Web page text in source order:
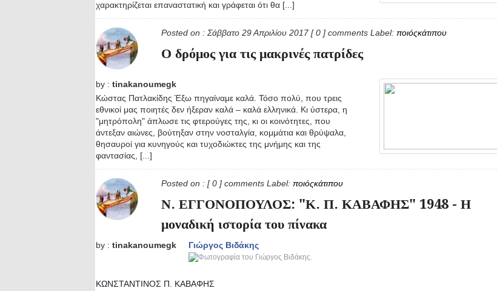
χαρακτηρίζεται επαναστατική και γράφεται ότι θα [...]
Posted on : Σάββατο 29 Απριλίου 2017[ 0 ] comments Label: ποιόςκάτιπου
Ο δρόμος για τις μακρινές πατρίδες
by : tinakanoumegk
Κώστας Πατλακίδης Έξω πηγαίναμε καλά. Τόσο πολύ, που τρεις
εθνικοί μας ποιητές δεν ήξεραν καλά – καλά ελληνικά. Κι ύστερα, η
"μητρόπολη" άπλωσε τις φτερούγες της, κι οι κοινότητες, που
άντεξαν αιώνες, βούτηξαν στην νοσταλγία, κομμάτια και θρύψαλα,
θησαυροί για κυνηγούς και τυχοδιώκτες της μνήμης και της
φαντασίας, [...]
Posted on : [ 0 ] comments Label: ποιόςκάτιπου
Ν. ΕΓΓΟΝΟΠΟΥΛΟΣ: "Κ. Π. ΚΑΒΑΦΗΣ" 1948 - Η
μοναδική ιστορία του πίνακα
by : tinakanoumegk Γιώργος Βιδάκης
ΚΩΝΣΤΑΝΤΙΝΟΣ Π. ΚΑΒΑΦΗΣ